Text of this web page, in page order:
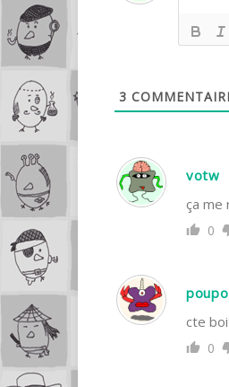
3
votw
ça me
0
cte
0